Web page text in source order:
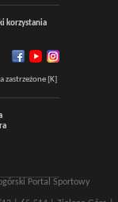
korzystania
[K]
Portal Sportowy